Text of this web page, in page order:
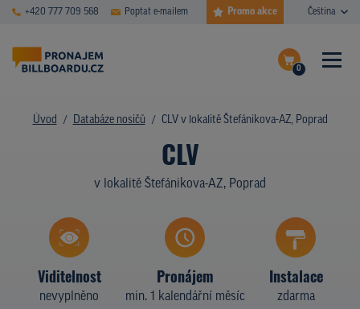
+420 777 709 568 Poptat e-mailem Promo akce Čeština
0
Dokončit poptávku
Zobrazit nosiče na mapě
ČASTÉ DOTAZY
DATABÁZE NOSIČŮ
PLOCHY V AKCI
CENY
Z PRAXE
Úvod Databáze nosičů CLV v lokalitě Štefánikova-AZ, Poprad
CLV
v lokalitě Štefánikova-AZ, Poprad
Viditelnost
nevyplněno
Pronájem
min. 1 kalendářní měsíc
Instalace
zdarma